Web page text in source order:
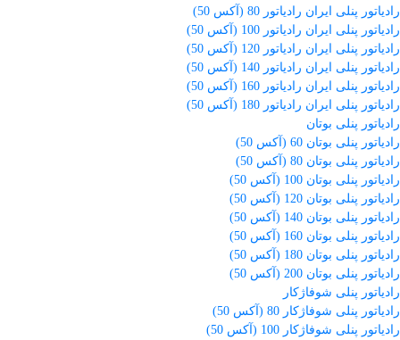
رادیاتور پنلی ایران رادیاتور 80 (آکس 50)
رادیاتور پنلی ایران رادیاتور 100 (آکس 50)
رادیاتور پنلی ایران رادیاتور 120 (آکس 50)
رادیاتور پنلی ایران رادیاتور 140 (آکس 50)
رادیاتور پنلی ایران رادیاتور 160 (آکس 50)
رادیاتور پنلی ایران رادیاتور 180 (آکس 50)
رادیاتور پنلی بوتان
رادیاتور پنلی بوتان 60 (آکس 50)
رادیاتور پنلی بوتان 80 (آکس 50)
رادیاتور پنلی بوتان 100 (آکس 50)
رادیاتور پنلی بوتان 120 (آکس 50)
رادیاتور پنلی بوتان 140 (آکس 50)
رادیاتور پنلی بوتان 160 (آکس 50)
رادیاتور پنلی بوتان 180 (آکس 50)
رادیاتور پنلی بوتان 200 (آکس 50)
رادیاتور پنلی شوفاژکار
رادیاتور پنلی شوفاژکار 80 (آکس 50)
رادیاتور پنلی شوفاژکار 100 (آکس 50)